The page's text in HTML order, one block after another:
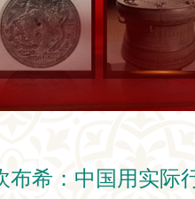
布希：中国用实